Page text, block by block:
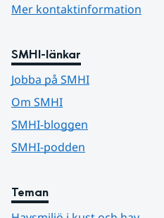
Mer kontaktinformation
SMHI-länkar
Jobba på SMHI
Om SMHI
SMHI-bloggen
SMHI-podden
Teman